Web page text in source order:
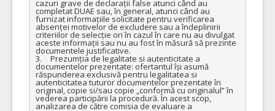
cazuri grave de declarații false atunci când au
completat DUAE sau, în general, atunci când au
furnizat informațiile solicitate pentru verificarea
absenței motivelor de excludere sau a îndeplinirii
criteriilor de selecție ori în cazul în care nu au divulgat
aceste informații sau nu au fost în măsură să prezinte
documentele justificative.
3.	Prezumția de legalitate si autenticitate a
documentelor prezentate: ofertantul își asumă
răspunderea exclusivă pentru legalitatea si
autenticitatea tuturor documentelor prezentate în
original, copie si/sau copie „conformă cu originalul” în
vederea participării la procedură. În acest scop,
analizarea de către comisia de evaluare a